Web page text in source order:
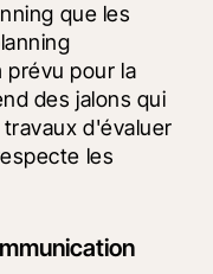
que les
prévu pour la
des jalons qui
d'évaluer
les